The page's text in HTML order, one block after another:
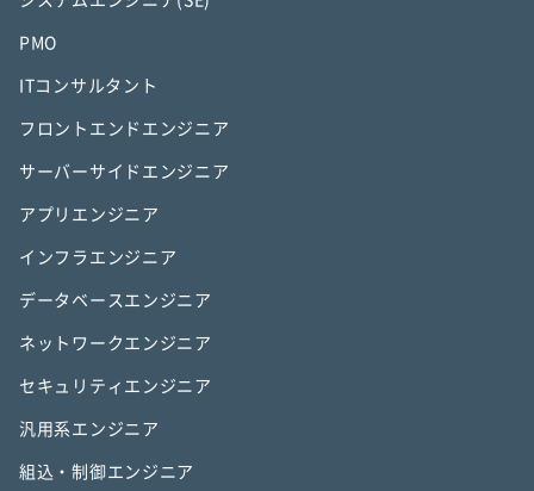
PMO
ITコンサルタント
フロントエンドエンジニア
サーバーサイドエンジニア
アプリエンジニア
インフラエンジニア
データベースエンジニア
ネットワークエンジニア
セキュリティエンジニア
汎用系エンジニア
組込・制御エンジニア